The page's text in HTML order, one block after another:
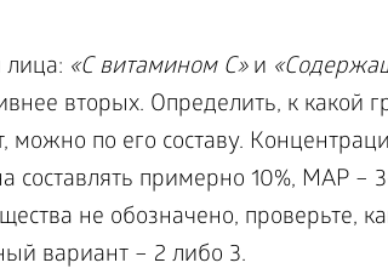
лица: «С витамином C»и
вторых. Определить, к какой
можно по его составу.
составлять примерно 10%, MAP –
не обозначено, проверьте,
вариант – 2 либо 3.